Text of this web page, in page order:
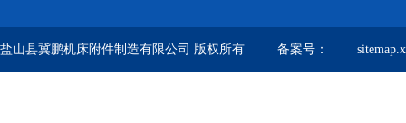
盐山县冀鹏机床附件制造有限公司 版权所有 备案号：